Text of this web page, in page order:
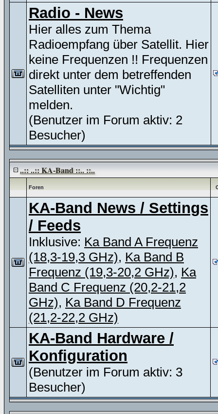
Radio - News
Hier alles zum Thema
Radioempfang über Satellit. Hier
keine Frequenzen !! Frequenzen
direkt unter dem betreffenden
Satelliten unter "Wichtig"
melden.
(Benutzer im Forum aktiv: 2
Besucher)
..:: ..:: KA-Band ::.. ::..
Foren
KA-Band News / Settings
/ Feeds
Inklusive: Ka Band A Frequenz
(18,3-19,3 GHz), Ka Band B
Frequenz (19,3-20,2 GHz), Ka
Band C Frequenz (20,2-21,2
GHz), Ka Band D Frequenz
(21,2-22,2 GHz)
KA-Band Hardware /
Konfiguration
(Benutzer im Forum aktiv: 3
Besucher)